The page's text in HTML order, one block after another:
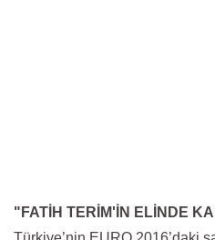
"FATİH TERİM'İN ELİNDE